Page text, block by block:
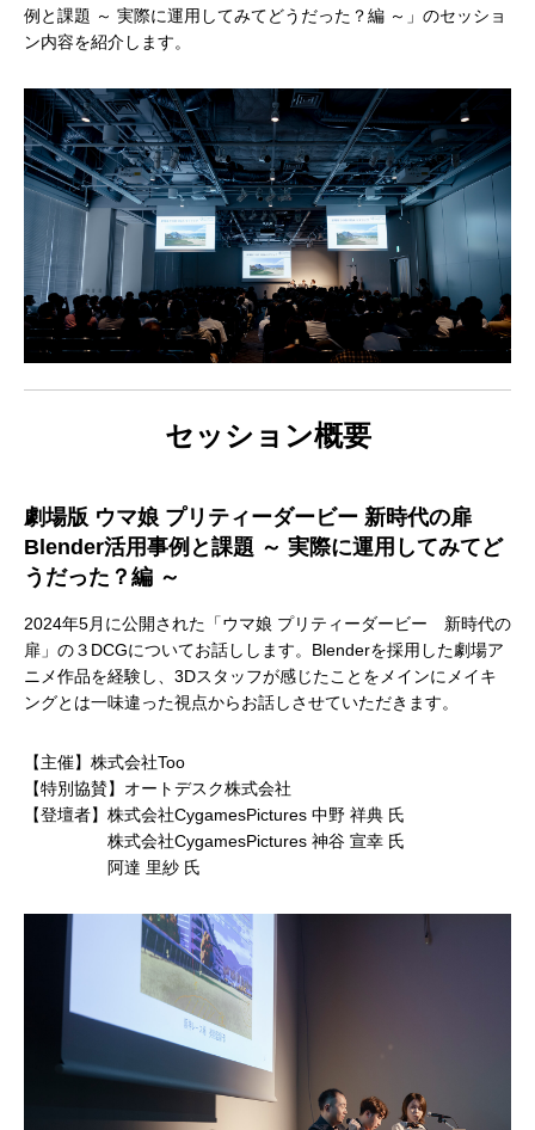
アニマル・モデリング 動物造形解剖学 増
補改訂版』発売記念セミナー
Autodesk CG Festa
建築ビジュアライゼーションMeetUp第8弾
2025.06.10
ションのご紹介
2021.05.12
Autodesk Fusion × Rhinoによる次世代デ
【動画】3ds Maxに
【イベントレポート】『機動戦士ガンダム
閃光のハサウェイ キルケーの魔女』 重厚
Autodesk CG Festa 2026
【イベントレポー
バーコネクトツー）
Kviz特別セミナー「Studio Tim Fuが語る、
AIと建築デザインの未来」
2025.12.18
『MERCURY Entei Ryu造形作品集』発売
『MERCURY Entei
[外部事例]「泣きたい私は猫をかぶる」監
督ふたりが語る、誕生秘話とネコ表現のこ
[外部事例]「ペンギ
例と課題 ～ 実際に運用してみてどうだった？編 ～」のセッショ
ン内容を紹介します。
セッション概要
劇場版 ウマ娘 プリティーダービー 新時代の扉
Blender活用事例と課題 ～ 実際に運用してみてど
うだった？編 ～
2024年5月に公開された「ウマ娘 プリティーダービー 新時代の
扉」の３DCGについてお話しします。Blenderを採用した劇場ア
ニメ作品を経験し、3Dスタッフが感じたことをメインにメイキ
ングとは一味違った視点からお話しさせていただきます。
【主催】株式会社Too
【特別協賛】オートデスク株式会社
【登壇者】株式会社CygamesPictures 中野 祥典 氏
株式会社CygamesPictures 神谷 宣幸 氏
阿達 里紗 氏